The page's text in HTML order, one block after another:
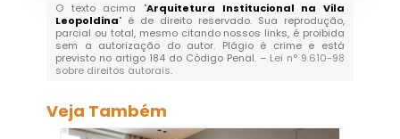
O texto acima "Arquitetura Institucional na Vila
Leopoldina" é de direito reservado. Sua reprodução,
parcial ou total, mesmo citando nossos links, é proibida
sem a autorização do autor. Plágio é crime e está
previsto no artigo 184 do Código Penal. – Lei n° 9.610-98
sobre direitos autorais.
Veja Também